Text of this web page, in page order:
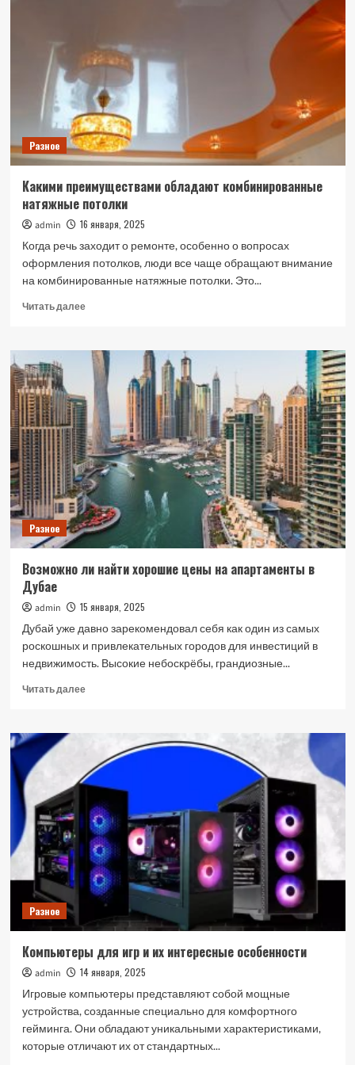
Разное
Какими преимуществами обладают комбинированные
натяжные потолки
admin
16 января, 2025
Когда речь заходит о ремонте, особенно о вопросах
оформления потолков, люди все чаще обращают внимание
на комбинированные натяжные потолки. Это...
Читать далееПрочитать
Какими
преимуществами
обладают
комбинированные
натяжные
потолки
Разное
Возможно ли найти хорошие цены на апартаменты в
Дубае
admin
15 января, 2025
Дубай уже давно зарекомендовал себя как один из самых
роскошных и привлекательных городов для инвестиций в
недвижимость. Высокие небоскрёбы, грандиозные...
Читать далееПрочитать
найти
хорошие
цены
на
апартаменты
в
Дубае
Разное
Компьютеры для игр и их интересные особенности
admin
14 января, 2025
Игровые компьютеры представляют собой мощные
устройства, созданные специально для комфортного
гейминга. Они обладают уникальными характеристиками,
которые отличают их от стандартных...